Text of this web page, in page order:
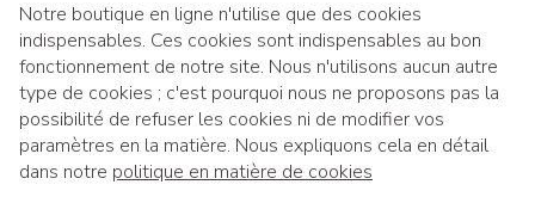
Notre boutique en ligne n'utilise que des cookies
indispensables. Ces cookies sont indispensables au bon
fonctionnement de notre site. Nous n'utilisons aucun autre
type de cookies ; c'est pourquoi nous ne proposons pas la
possibilité de refuser les cookies ni de modifier vos
paramètres en la matière. Nous expliquons cela en détail
dans notre politique en matière de cookies
Liens légaux
Si vous souhaitez retirer votre